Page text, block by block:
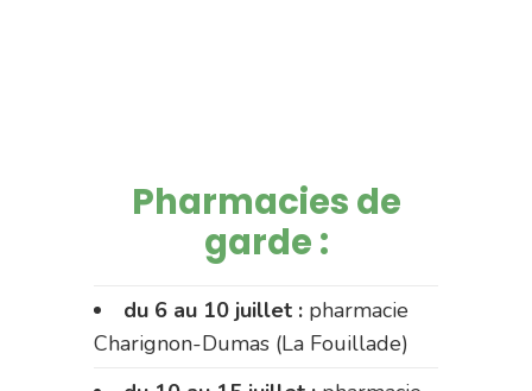
Pharmacies de
garde :
du 6 au 10 juillet : pharmacie
Charignon-Dumas (La Fouillade)